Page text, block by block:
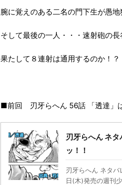
腕に覚えのある二名の門下生が愚
そして最後の一人・・・速射砲の長
果たして８連射は通用するのか！？
■前回 刃牙らへん 56話 「透達」
刃牙らへん ネ
ッ！！
刃牙らへん ネタ
日(木)発売の週刊